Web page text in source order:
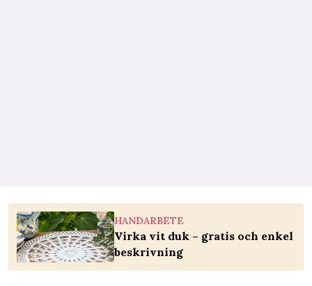
HANDARBETE
Virka vit duk – gratis och enkel
beskrivning